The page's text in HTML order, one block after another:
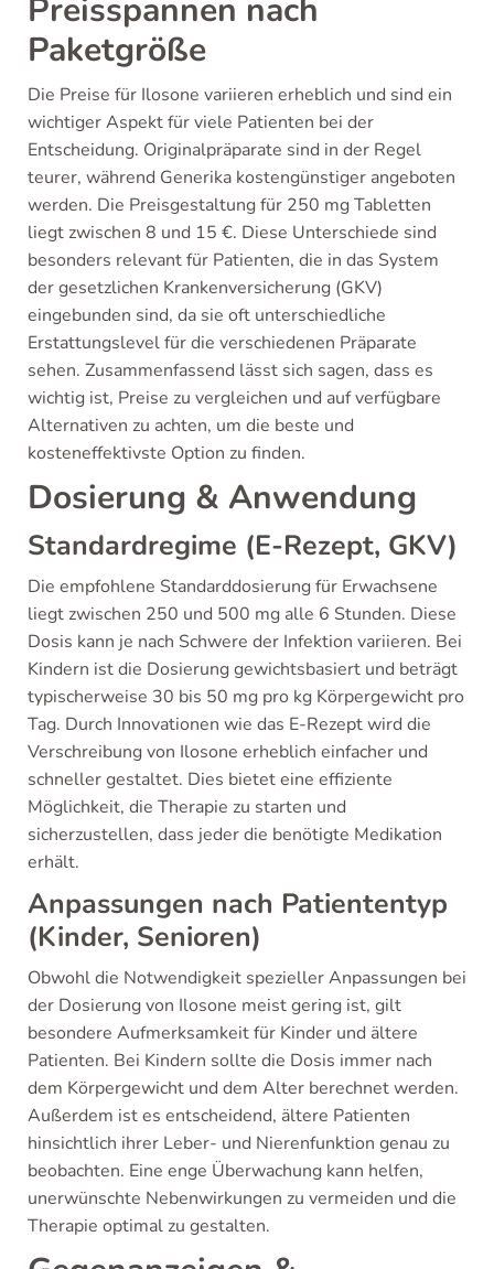
Preisspannen nach
Paketgröße
Die Preise für Ilosone variieren erheblich und sind ein
wichtiger Aspekt für viele Patienten bei der
Entscheidung. Originalpräparate sind in der Regel
teurer, während Generika kostengünstiger angeboten
werden. Die Preisgestaltung für 250 mg Tabletten
liegt zwischen 8 und 15 €. Diese Unterschiede sind
besonders relevant für Patienten, die in das System
der gesetzlichen Krankenversicherung (GKV)
eingebunden sind, da sie oft unterschiedliche
Erstattungslevel für die verschiedenen Präparate
sehen. Zusammenfassend lässt sich sagen, dass es
wichtig ist, Preise zu vergleichen und auf verfügbare
Alternativen zu achten, um die beste und
kosteneffektivste Option zu finden.
Dosierung & Anwendung
Standardregime (E-Rezept, GKV)
Die empfohlene Standarddosierung für Erwachsene
liegt zwischen 250 und 500 mg alle 6 Stunden. Diese
Dosis kann je nach Schwere der Infektion variieren. Bei
Kindern ist die Dosierung gewichtsbasiert und beträgt
typischerweise 30 bis 50 mg pro kg Körpergewicht pro
Tag. Durch Innovationen wie das E-Rezept wird die
Verschreibung von Ilosone erheblich einfacher und
schneller gestaltet. Dies bietet eine effiziente
Möglichkeit, die Therapie zu starten und
sicherzustellen, dass jeder die benötigte Medikation
erhält.
Anpassungen nach Patiententyp
(Kinder, Senioren)
Obwohl die Notwendigkeit spezieller Anpassungen bei
der Dosierung von Ilosone meist gering ist, gilt
besondere Aufmerksamkeit für Kinder und ältere
Patienten. Bei Kindern sollte die Dosis immer nach
dem Körpergewicht und dem Alter berechnet werden.
Außerdem ist es entscheidend, ältere Patienten
hinsichtlich ihrer Leber- und Nierenfunktion genau zu
beobachten. Eine enge Überwachung kann helfen,
unerwünschte Nebenwirkungen zu vermeiden und die
Therapie optimal zu gestalten.